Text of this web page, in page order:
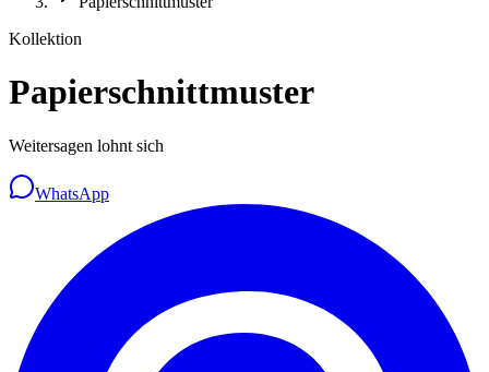
Kollektion
Papierschnittmuster
Weitersagen lohnt sich
WhatsApp